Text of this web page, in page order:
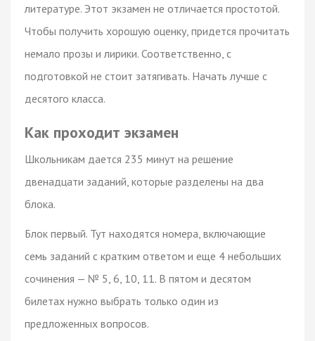
литературе. Этот экзамен не отличается простотой.
Чтобы получить хорошую оценку, придется прочитать
немало прозы и лирики. Соответственно, с
подготовкой не стоит затягивать. Начать лучше с
десятого класса.
Как проходит экзамен
Школьникам дается 235 минут на решение
двенадцати заданий, которые разделены на два
блока.
Блок первый. Тут находятся номера, включающие
семь заданий с кратким ответом и еще 4 небольших
сочинения — № 5, 6, 10, 11. В пятом и десятом
билетах нужно выбрать только один из
предложенных вопросов.